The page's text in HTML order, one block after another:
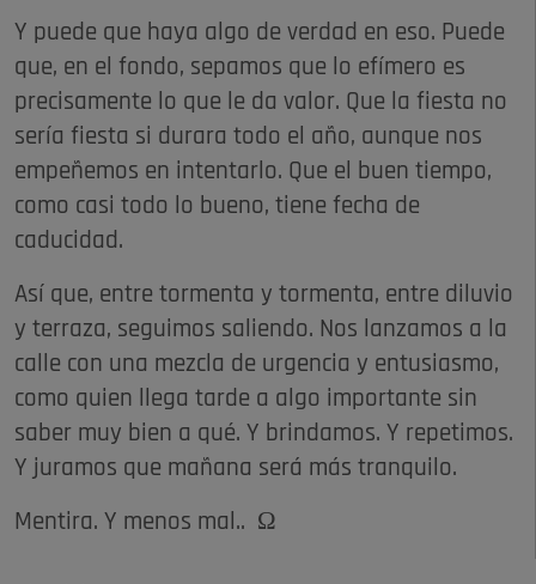
Y puede que haya algo de verdad en eso. Puede
que, en el fondo, sepamos que lo efímero es
precisamente lo que le da valor. Que la fiesta no
sería fiesta si durara todo el año, aunque nos
empeñemos en intentarlo. Que el buen tiempo,
como casi todo lo bueno, tiene fecha de
caducidad.
Así que, entre tormenta y tormenta, entre diluvio
y terraza, seguimos saliendo. Nos lanzamos a la
calle con una mezcla de urgencia y entusiasmo,
como quien llega tarde a algo importante sin
saber muy bien a qué. Y brindamos. Y repetimos.
Y juramos que mañana será más tranquilo.
Mentira. Y menos mal.. Ω